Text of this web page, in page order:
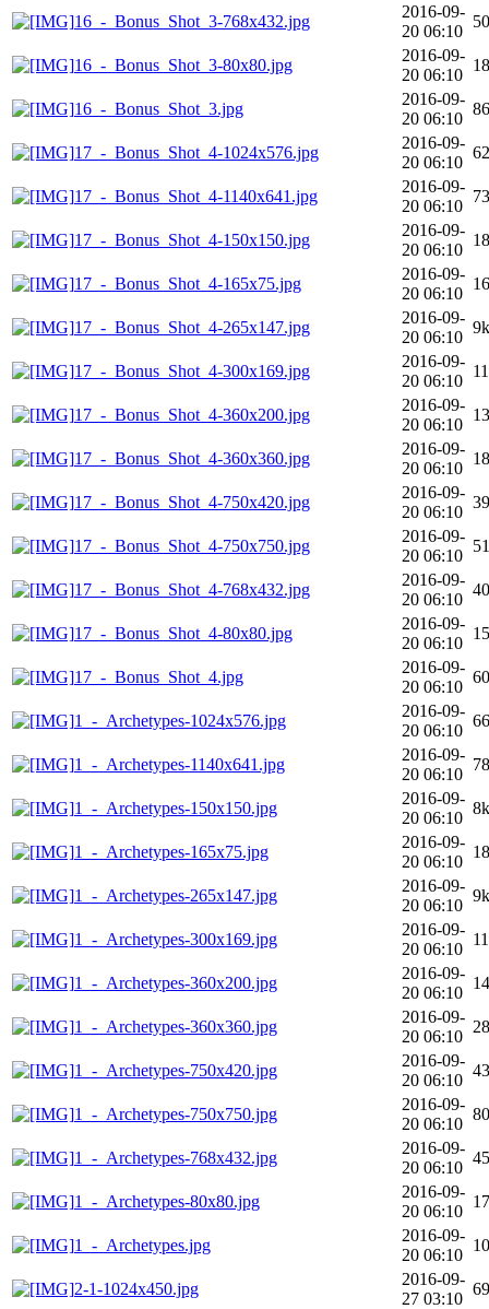
16_-_Bonus_Shot_3-768x432.jpg
2016-09-
20 06:10
16_-_Bonus_Shot_3-80x80.jpg
2016-09-
20 06:10
16_-_Bonus_Shot_3.jpg
2016-09-
20 06:10
17_-_Bonus_Shot_4-1024x576.jpg
2016-09-
20 06:10
17_-_Bonus_Shot_4-1140x641.jpg
2016-09-
20 06:10
17_-_Bonus_Shot_4-150x150.jpg
2016-09-
20 06:10
17_-_Bonus_Shot_4-165x75.jpg
2016-09-
20 06:10
17_-_Bonus_Shot_4-265x147.jpg
2016-09-
20 06:10
9k
17_-_Bonus_Shot_4-300x169.jpg
2016-09-
20 06:10
17_-_Bonus_Shot_4-360x200.jpg
2016-09-
20 06:10
17_-_Bonus_Shot_4-360x360.jpg
2016-09-
20 06:10
17_-_Bonus_Shot_4-750x420.jpg
2016-09-
20 06:10
17_-_Bonus_Shot_4-750x750.jpg
2016-09-
20 06:10
17_-_Bonus_Shot_4-768x432.jpg
2016-09-
20 06:10
17_-_Bonus_Shot_4-80x80.jpg
2016-09-
20 06:10
17_-_Bonus_Shot_4.jpg
2016-09-
20 06:10
1_-_Archetypes-1024x576.jpg
2016-09-
20 06:10
1_-_Archetypes-1140x641.jpg
2016-09-
20 06:10
1_-_Archetypes-150x150.jpg
2016-09-
20 06:10
8k
1_-_Archetypes-165x75.jpg
2016-09-
20 06:10
1_-_Archetypes-265x147.jpg
2016-09-
20 06:10
9k
1_-_Archetypes-300x169.jpg
2016-09-
20 06:10
1_-_Archetypes-360x200.jpg
2016-09-
20 06:10
1_-_Archetypes-360x360.jpg
2016-09-
20 06:10
1_-_Archetypes-750x420.jpg
2016-09-
20 06:10
1_-_Archetypes-750x750.jpg
2016-09-
20 06:10
1_-_Archetypes-768x432.jpg
2016-09-
20 06:10
1_-_Archetypes-80x80.jpg
2016-09-
20 06:10
1_-_Archetypes.jpg
2016-09-
20 06:10
2-1-1024x450.jpg
2016-09-
27 03:10